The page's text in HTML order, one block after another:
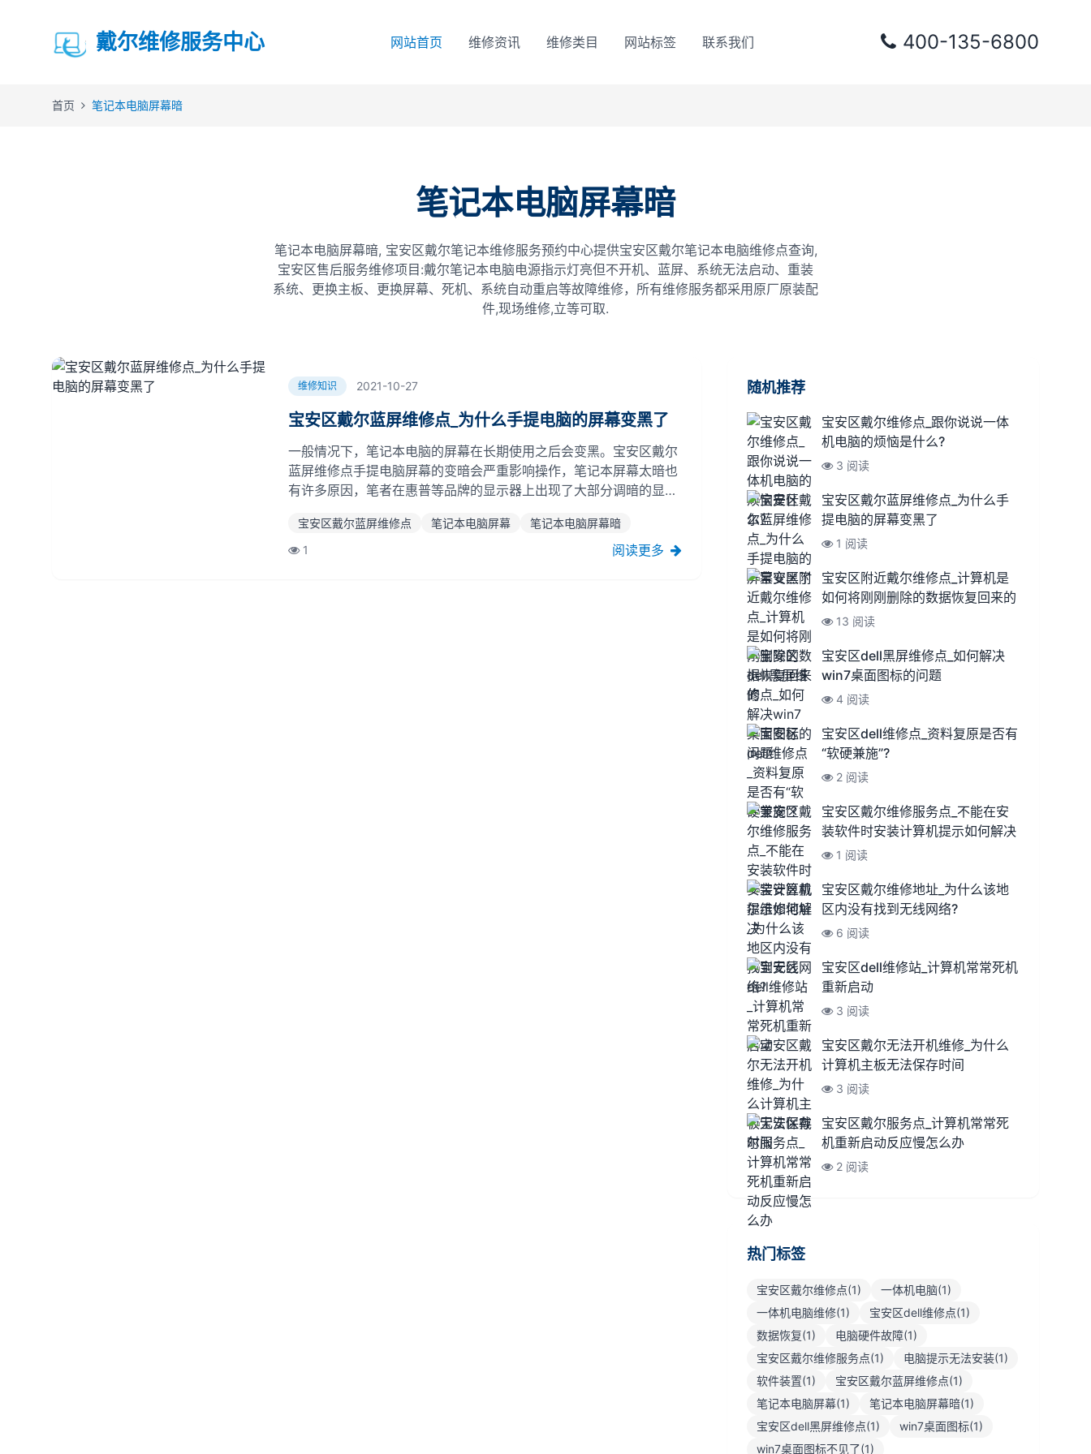
戴尔维修服务中心 网站首页 维修资讯 维修类目 网站标签 联系我们 400-135-6800
首页 笔记本电脑屏幕暗
笔记本电脑屏幕暗
笔记本电脑屏幕暗, 宝安区戴尔笔记本维修服务预约中心提供宝安区戴尔笔记本电脑维修点查询,
宝安区售后服务维修项目:戴尔笔记本电脑电源指示灯亮但不开机、蓝屏、系统无法启动、重装
系统、更换主板、更换屏幕、死机、系统自动重启等故障维修，所有维修服务都采用原厂原装配
件,现场维修,立等可取.
维修知识 2021-10-27
宝安区戴尔蓝屏维修点_为什么手提电脑的屏幕变黑了
一般情况下，笔记本电脑的屏幕在长期使用之后会变黑。宝安区戴尔
蓝屏维修点手提电脑屏幕的变暗会严重影响操作，笔记本屏幕太暗也
有许多原因，笔者在惠普等品牌的显示器上出现了大部分调暗的显示
能电脑主板没有电压问题，也可能是高压板和主板出现问题，宝安区
戴尔蓝屏维修点老化...
宝安区戴尔蓝屏维修点 笔记本电脑屏幕
笔记本电脑屏幕暗
1
阅读更多
随机推荐
宝安区戴尔维修点_跟你说说一体
机电脑的烦恼是什么?
3 阅读
宝安区戴尔蓝屏维修点_为什么手
提电脑的屏幕变黑了
1 阅读
宝安区附近戴尔维修点_计算机是
如何将刚刚删除的数据恢复回来的
13 阅读
宝安区dell黑屏维修点_如何解决
win7桌面图标的问题
4 阅读
宝安区dell维修点_资料复原是否有
“软硬兼施”?
2 阅读
宝安区戴尔维修服务点_不能在安
装软件时安装计算机提示如何解决
1 阅读
宝安区戴尔维修地址_为什么该地
区内没有找到无线网络?
6 阅读
宝安区dell维修站_计算机常常死机
重新启动
3 阅读
宝安区戴尔无法开机维修_为什么
计算机主板无法保存时间
3 阅读
宝安区戴尔服务点_计算机常常死
机重新启动反应慢怎么办
2 阅读
热门标签
宝安区戴尔维修点(1)
一体机电脑(1)
一体机电脑维修(1)
宝安区dell维修点(1)
数据恢复(1)
电脑硬件故障(1)
宝安区戴尔维修服务点(1)
电脑提示无法安装(1)
软件装置(1)
宝安区戴尔蓝屏维修点(1)
笔记本电脑屏幕(1)
笔记本电脑屏幕暗(1)
宝安区dell黑屏维修点(1)
win7桌面图标(1)
win7桌面图标不见了(1)